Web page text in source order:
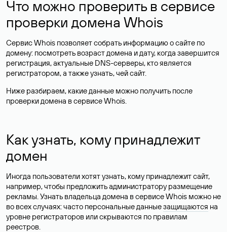
Что можно проверить в сервисе
проверки домена Whois
Сервис Whois позволяет собрать информацию о сайте по
домену: посмотреть возраст домена и дату, когда завершится
регистрация, актуальные DNS-серверы, кто является
регистратором, а также узнать, чей сайт.
Ниже разбираем, какие данные можно получить после
проверки домена в сервисе Whois.
Как узнать, кому принадлежит
домен
Иногда пользователи хотят узнать, кому принадлежит сайт,
например, чтобы предложить администратору размещение
рекламы. Узнать владельца домена в сервисе Whois можно не
во всех случаях: часто персональные данныезащищаются на
уровне регистраторов или скрываются по правилам
реестров.